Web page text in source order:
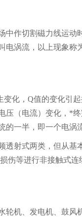
作切割磁力线运动
涡流，以上现象称
化，Q值的变化引
压（电流）变化，*
一半，即一个电涡
射式两类，但从基
伤等进行非接触式
机、发电机、鼓风